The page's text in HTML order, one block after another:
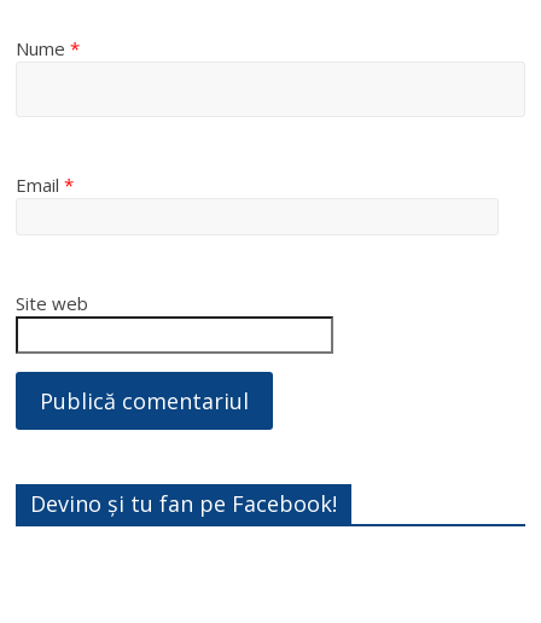
Nume*
Email*
Site web
Devino și tu fan pe Facebook!